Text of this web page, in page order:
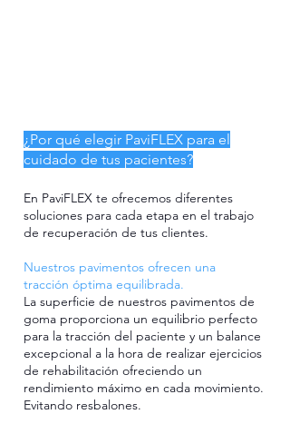
¿Por qué elegir PaviFLEX para el
cuidado de tus pacientes?​
En PaviFLEX te ofrecemos diferentes
soluciones para cada etapa en el trabajo
de recuperación de tus clientes.
Nuestros pavimentos ofrecen una
tracción óptima equilibrada.
La superficie de nuestros pavimentos de
goma proporciona un equilibrio perfecto
para la tracción del paciente y un balance
excepcional a la hora de realizar ejercicios
de rehabilitación ofreciendo un
rendimiento máximo en cada movimiento.
Evitando resbalones.